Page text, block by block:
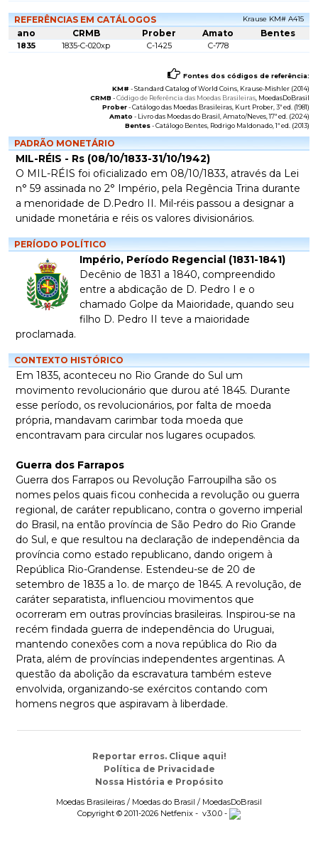
REFERÊNCIAS EM CATÁLOGOS Krause KM# A415
ano CRMB Prober Amato Bentes
1835 1835-C-020xp C-1425 C-778
Fontes dos códigos de referência:
KM# -Standard Catalog of World Coins , Krause-Mishler (2014)
CRMB -Código de Referência das Moedas Brasileiras , MoedasDoBrasil
Prober-Catálogo das Moedas Brasileiras , Kurt Prober, 3ª ed. (1981)
Amato - Livro das Moedas do Brasil , Amato/Neves, 17ª ed. (2024)
Bentes-Catálogo Bentes , Rodrigo Maldonado, 1ª ed. (2013)
PADRÃO MONETÁRIO
MIL-RÉIS - Rs (08/10/1833-31/10/1942)
O MIL-RÉIS foi oficializado em 08/10/1833, através da Lei
n° 59 assinada no 2° Império, pela Regência Trina durante
a menoridade de D.Pedro II. Mil-réis passou a designar a
unidade monetária e réis os valores divisionários.
PERÍODO POLÍTICO
Império, Período Regencial (1831-1841)
Decênio de 1831 a 1840, compreendido
entre a abdicação de D. Pedro I e o
chamado Golpe da Maioridade, quando seu
filho D. Pedro II teve a maioridade
proclamada.
CONTEXTO HISTÓRICO
Em 1835, aconteceu no Rio Grande do Sul um
movimento revolucionário que durou até 1845. Durante
esse período, os revolucionários, por falta de moeda
própria, mandavam carimbar toda moeda que
encontravam para circular nos lugares ocupados.
Guerra dos Farrapos
Guerra dos Farrapos ou Revolução Farroupilha são os
nomes pelos quais ficou conhecida a revolução ou guerra
regional, de caráter republicano, contra o governo imperial
do Brasil, na então província de São Pedro do Rio Grande
do Sul, e que resultou na declaração de independência da
província como estado republicano, dando origem à
República Rio-Grandense. Estendeu-se de 20 de
setembro de 1835 a 1o. de março de 1845. A revolução, de
caráter separatista, influenciou movimentos que
ocorreram em outras províncias brasileiras. Inspirou-se na
recém findada guerra de independência do Uruguai,
mantendo conexões com a nova república do Rio da
Prata, além de províncias independentes argentinas. A
questão da abolição da escravatura também esteve
envolvida, organizando-se exércitos contando com
homens negros que aspiravam à liberdade.
Reportar erros. Clique aqui!
Política de Privacidade
Nossa História e Propósito
Moedas Brasileiras / Moedas do Brasil / MoedasDoBrasil
Copyright © 2011-2026 Netfenix - v3.0.0 -